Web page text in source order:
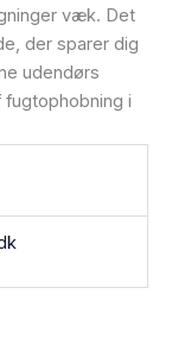
væk. Det
der sparer dig
udendørs
i